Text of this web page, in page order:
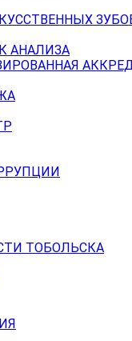
АНАЛИЗА
ТОБОЛЬСКА